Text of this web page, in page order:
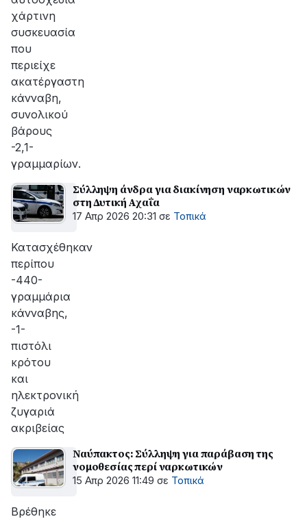
χάρτινη
συσκευασία
που
περιείχε
ακατέργαστη
κάνναβη,
συνολικού
βάρους
-2,1-
γραμμαρίων.
Σύλληψη άνδρα για διακίνηση ναρκωτικών
στη Δυτική Αχαΐα
17 Απρ 2026 20:31 σε Τοπικά
Κατασχέθηκαν
περίπου
-440-
γραμμάρια
κάνναβης,
-1-
πιστόλι
κρότου
και
ηλεκτρονική
ζυγαριά
ακριβείας
Ναύπακτος: Σύλληψη για παράβαση της
νομοθεσίας περί ναρκωτικών
15 Απρ 2026 11:49 σε Τοπικά
Bρέθηκε